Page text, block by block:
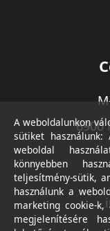
6900
A weboldalunkon
sütiket használunk:
weboldal
könnyebben
teljesítmény-sütik,
használunk a
marketing cookie-
megjelenítésére